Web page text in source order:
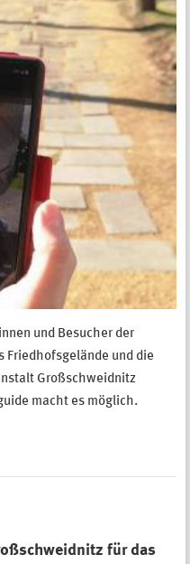
und Besucher der
Friedhofsgelände und die
Großschweidnitz
macht es möglich.
für das